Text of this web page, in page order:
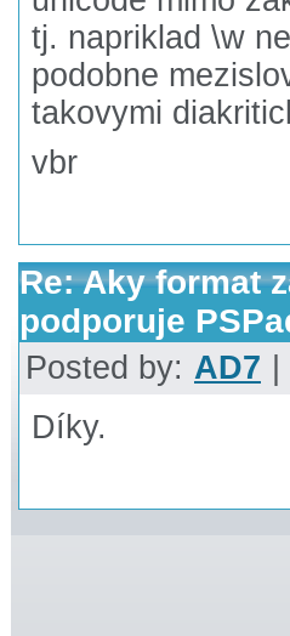
tj. napriklad \w
podobne
takovymi
vbr
Re: Aky format
podporuje
Posted by: AD7
Díky.